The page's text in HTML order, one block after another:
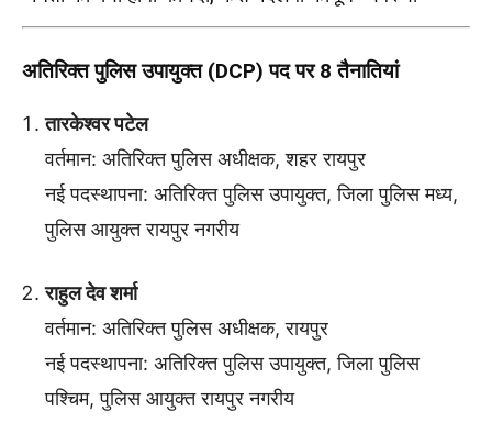
अतिरिक्त पुलिस उपायुक्त (DCP) पद पर 8 तैनातियां
तारकेश्वर पटेल
वर्तमान: अतिरिक्त पुलिस अधीक्षक, शहर रायपुर
नई पदस्थापना: अतिरिक्त पुलिस उपायुक्त, जिला पुलिस मध्य,
पुलिस आयुक्त रायपुर नगरीय
राहुल देव शर्मा
वर्तमान: अतिरिक्त पुलिस अधीक्षक, रायपुर
नई पदस्थापना: अतिरिक्त पुलिस उपायुक्त, जिला पुलिस
पश्चिम, पुलिस आयुक्त रायपुर नगरीय